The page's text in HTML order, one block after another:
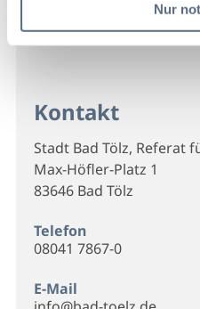
Nur
Kontakt
Stadt Bad Tölz, Referat
Max-Höfler-Platz 1
83646 Bad Tölz
Telefon
08041 7867-0
E-Mail